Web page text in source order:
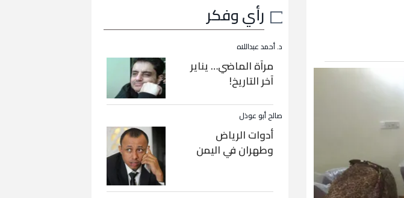
رأي وفكر
د. أحمد عبداللاه
مرآة الماضي… يناير
آخر التاريخ!
صالح أبو عوذل
أدوات الرياض
وطهران في اليمن